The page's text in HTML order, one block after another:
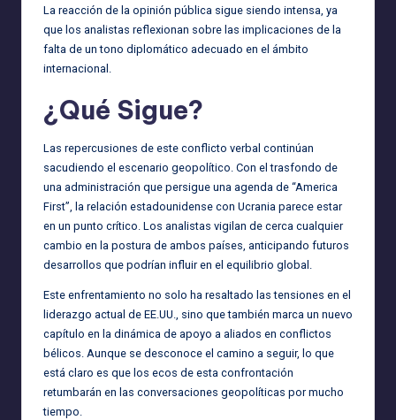
La reacción de la opinión pública sigue siendo intensa, ya
que los analistas reflexionan sobre las implicaciones de la
falta de un tono diplomático adecuado en el ámbito
internacional.
¿Qué Sigue?
Las repercusiones de este conflicto verbal continúan
sacudiendo el escenario geopolítico. Con el trasfondo de
una administración que persigue una agenda de “America
First”, la relación estadounidense con Ucrania parece estar
en un punto crítico. Los analistas vigilan de cerca cualquier
cambio en la postura de ambos países, anticipando futuros
desarrollos que podrían influir en el equilibrio global.
Este enfrentamiento no solo ha resaltado las tensiones en el
liderazgo actual de EE.UU., sino que también marca un nuevo
capítulo en la dinámica de apoyo a aliados en conflictos
bélicos. Aunque se desconoce el camino a seguir, lo que
está claro es que los ecos de esta confrontación
retumbarán en las conversaciones geopolíticas por mucho
tiempo.